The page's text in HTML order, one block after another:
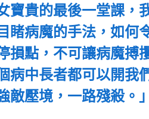
寶貴的最後一堂課，
睹病魔的手法，如何
損點，不可讓病魔搏
病中長者都可以開我
敵壓境，一路殘殺。